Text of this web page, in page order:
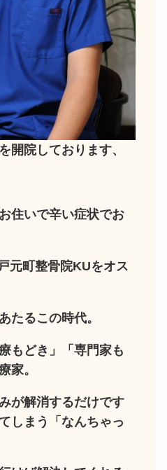
開院しております、
住いで辛い症状でお
元町整骨院KUをオス
たるこの時代。
もどき」「専門家も
家。
が解消するだけです
しまう「なんちゃっ